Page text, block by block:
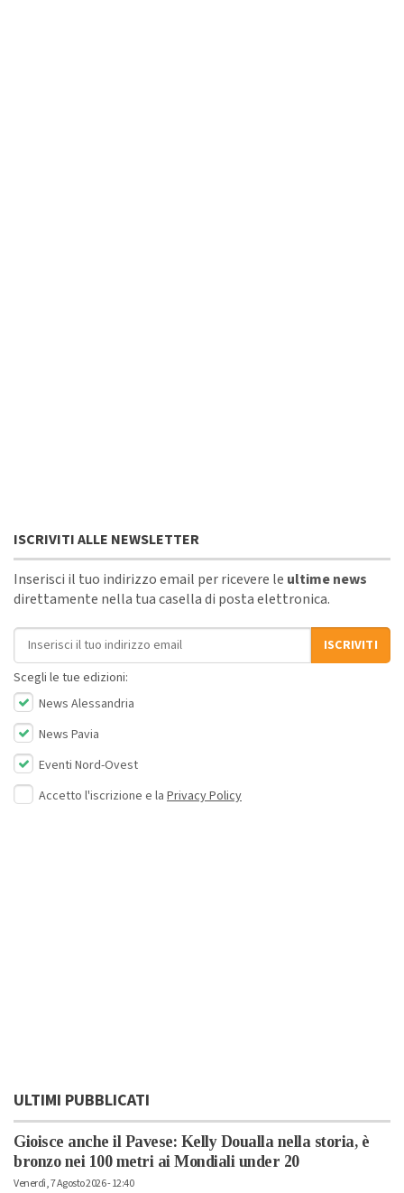
ISCRIVITI ALLE NEWSLETTER
Inserisci il tuo indirizzo email per ricevere le ultime news
direttamente nella tua casella di posta elettronica.
Indirizzo email
ISCRIVITI
Scegli le tue edizioni:
News Alessandria
News Pavia
Eventi Nord-Ovest
Accetto l'iscrizione e la Privacy Policy
ULTIMI PUBBLICATI
Gioisce anche il Pavese: Kelly Doualla nella storia, è
bronzo nei 100 metri ai Mondiali under 20
Venerdì, 7 Agosto 2026 - 12:40